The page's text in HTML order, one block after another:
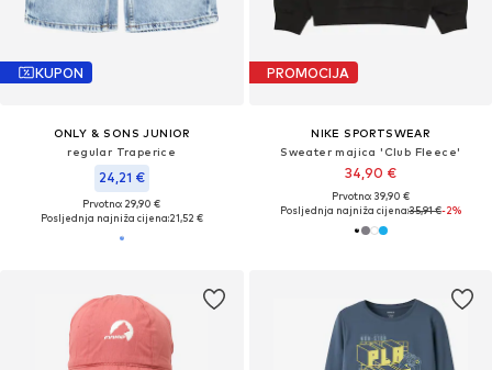
KUPON
ONLY & SONS JUNIOR
regular Traperice
24,21 €
Prvotno: 29,90 €
Posljednja najniža cijena:21,52 €
PROMOCIJA
NIKE SPORTSWEAR
Sweater majica 'Club Fleece'
34,90 €
Prvotno: 39,90 €
Posljednja najniža cijena:35,91 €-2%